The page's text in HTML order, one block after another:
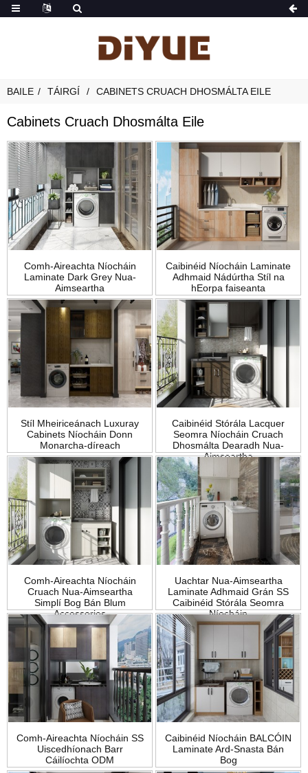
BAILE TÁIRGÍ CABINETS CRUACH DHOSMÁLTA EILE
Cabinets Cruach Dhosmálta Eile
Comh-Aireachta Níocháin
Laminate Dark Grey Nua-
Aimseartha
Caibinéid Níocháin Laminate
Adhmaid Nádúrtha Stíl na
hEorpa faiseanta
Stíl Mheiriceánach Luxuray
Cabinets Níocháin Donn
Monarcha-díreach
Caibinéid Stórála Lacquer
Seomra Níocháin Cruach
Dhosmálta Dearadh Nua-
Aimseartha
Comh-Aireachta Níocháin
Cruach Nua-Aimseartha
Simplí Bog Bán Blum
Accessories
Uachtar Nua-Aimseartha
Laminate Adhmaid Grán SS
Caibinéid Stórála Seomra
Níocháin
Comh-Aireachta Níocháin SS
Uiscedhíonach Barr
Cáilíochta ODM
Caibinéid Níocháin BALCÓIN
Laminate Ard-Snasta Bán
Bog